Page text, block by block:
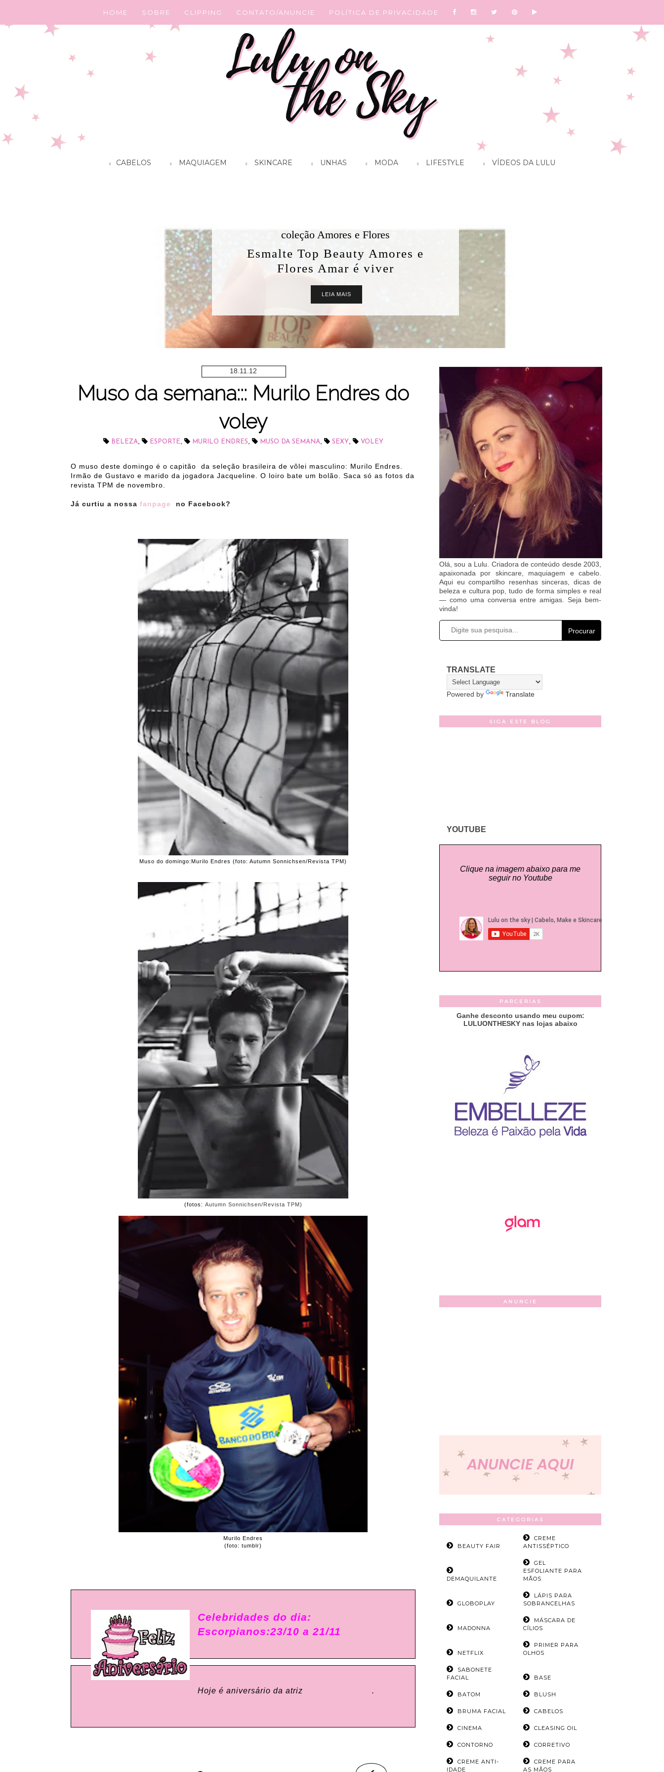
HOME SOBRE CLIPPING CONTATO/ANUNCIE POLÍTICA DE PRIVACIDADE
CABELOS MAQUIAGEM SKINCARE UNHAS MODA LIFESTYLE VÍDEOS DA LULU
coleção Amores e Flores
Esmalte Top Beauty Amores e
Flores Amar é viver
LEIA MAIS
18.11.12
Muso da semana::: Murilo Endres do
voley
BELEZA ESPORTE MURILO ENDRES MUSO DA SEMANA SEXY, VOLEY
O muso deste domingo é o capitão da seleção brasileira de vôlei masculino: Murilo Endres.
Irmão de Gustavo e marido da jogadora Jacqueline. O loiro bate um bolão. Saca só as fotos da
revista TPM de novembro.
Já curtiu a nossa fanpage no Facebook?
Muso do domingo:Murilo Endres (foto: Autumn Sonnichsen/Revista TPM)
(fotos: Autumn Sonnichsen/Revista TPM)
Murilo Endres
(foto: tumblr)
Celebridades do dia:
Escorpianos:23/10 a 21/11
Hoje é aniversário da atriz .
Olá, sou a Lulu. Criadora de conteúdo desde 2003,
apaixonada por skincare, maquiagem e cabelo.
Aqui eu compartilho resenhas sinceras, dicas de
beleza e cultura pop, tudo de forma simples e real
— como uma conversa entre amigas. Seja bem-
vinda!
Procurar
TRANSLATE
Powered by Translate
SIGA ESTE BLOG
YOUTUBE
Clique na imagem abaixo para me
seguir no Youtube
PARCERIAS
Ganhe desconto usando meu cupom:
LULUONTHESKY nas lojas abaixo
ANUNCIE
CATEGORIAS
BEAUTY FAIR
CREME
ANTISSÉPTICO
DEMAQUILANTE
GEL
ESFOLIANTE PARA
MÃOS
GLOBOPLAY
LÁPIS PARA
SOBRANCELHAS
MADONNA
MÁSCARA DE
CÍLIOS
NETFLIX
PRIMER PARA
OLHOS
SABONETE
FACIAL
BASE
BATOM BLUSH
BRUMA FACIAL CABELOS
CINEMA CLEASING OIL
CONTORNO CORRETIVO
CREME ANTI-
IDADE
CREME PARA
AS MÃOS